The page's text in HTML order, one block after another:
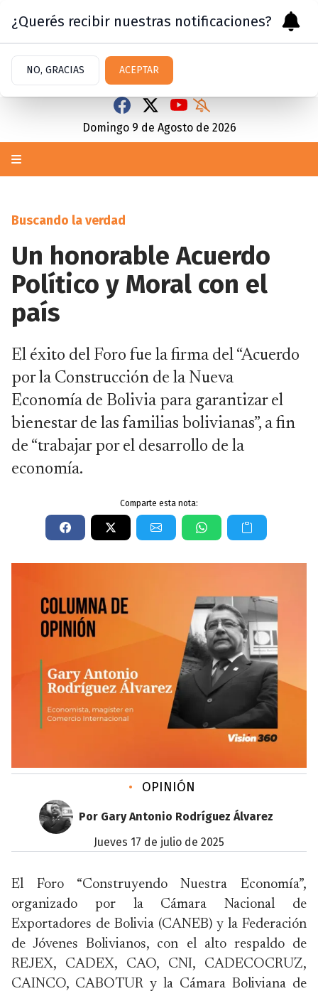
Domingo 9 de Agosto de 2026
Buscando la verdad
Un honorable Acuerdo
Político y Moral con el
país
El éxito del Foro fue la firma del “Acuerdo
por la Construcción de la Nueva
Economía de Bolivia para garantizar el
bienestar de las familias bolivianas”, a fin
de “trabajar por el desarrollo de la
economía.
Comparte esta nota:
• OPINIÓN
Por Gary Antonio Rodríguez Álvarez
jueves 17 de julio de 2025
El Foro “Construyendo Nuestra Economía”,
organizado por la Cámara Nacional de
Exportadores de Bolivia (CANEB) y la Federación
de Jóvenes Bolivianos, con el alto respaldo de
REJEX, CADEX, CAO, CNI, CADECOCRUZ,
CAINCO, CABOTUR y la Cámara Boliviana de
¿Querés recibir nuestras notificaciones?
NO, GRACIAS ACEPTAR